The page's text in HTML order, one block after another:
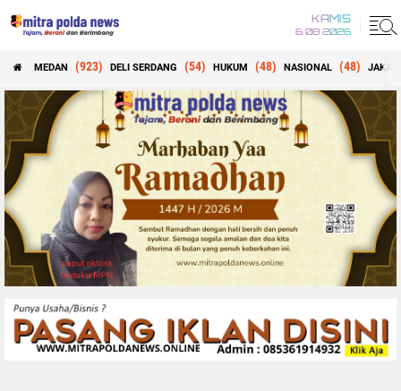
KAMIS
6 08 2026
MEDAN (923) DELI SERDANG (54) HUKUM (48) NASIONAL (48)